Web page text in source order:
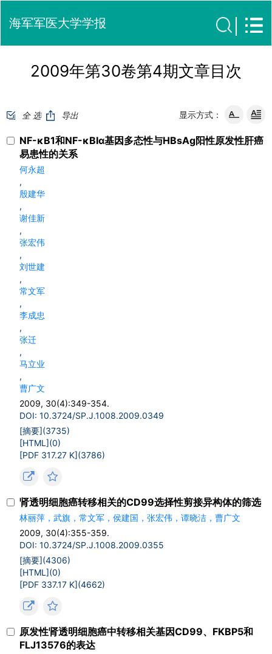
海军军医大学学报
2009年第30卷第4期文章目次
全 选 导出 显示方式：
NF-κB1和NF-κBIα基因多态性与HBsAg阳性原发性肝癌
易患性的关系
何永超
,
殷建华
,
谢佳新
,
张宏伟
,
刘世建
,
常文军
,
李成忠
,
张迁
,
马立业
,
曹广文
2009, 30(4):349-354.
DOI: 10.3724/SP.J.1008.2009.0349
[摘要](3735)
[HTML](0)
[PDF 317.27 K](3786)
肾透明细胞癌转移相关的CD99选择性剪接异构体的筛选
林丽萍，武旗，常文军，侯建国，张宏伟，谭晓洁，曹广文
2009, 30(4):355-359.
DOI: 10.3724/SP.J.1008.2009.0355
[摘要](4306)
[HTML](0)
[PDF 337.17 K](4662)
原发性肾透明细胞癌中转移相关基因CD99、FKBP5和
FLJ13576的表达